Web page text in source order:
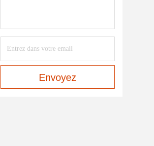
Envoyez